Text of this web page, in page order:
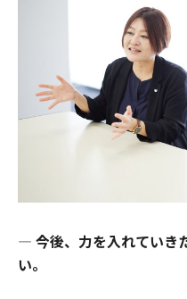
― 今後、力を入れていき
い。